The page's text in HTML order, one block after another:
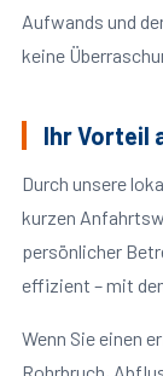
Aufwands und
keine
Ihr Vorteil
Durch unsere
kurzen
persönlicher
effizient – mit
Wenn Sie einen